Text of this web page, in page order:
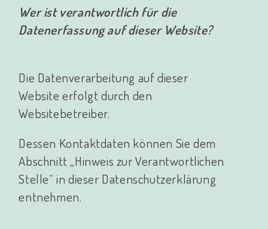
Wer ist verantwortlich für die
Datenerfassung auf dieser Website?
Die Datenverarbeitung auf dieser
Website erfolgt durch den
Websitebetreiber.
Dessen Kontaktdaten können Sie dem
Abschnitt „Hinweis zur Verantwortlichen
Stelle“ in dieser Datenschutzerklärung
entnehmen.